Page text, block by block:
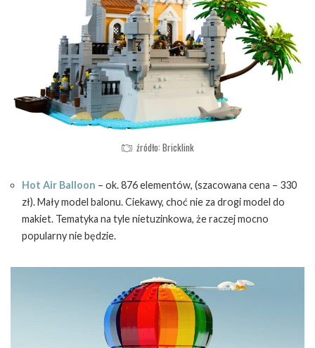
źródło: Bricklink
Hot Air Balloon – ok. 876 elementów, (szacowana cena – 330
zł). Mały model balonu. Ciekawy, choć nie za drogi model do
makiet. Tematyka na tyle nietuzinkowa, że raczej mocno
popularny nie będzie.